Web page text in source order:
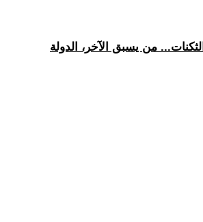
من يسبق الآخر، الدولة